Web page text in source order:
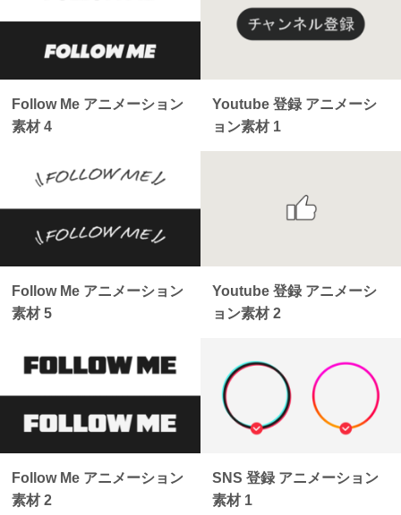
Follow Me アニメーション
素材 4
Youtube 登録 アニメーシ
ョン素材 1
Follow Me アニメーション
素材 5
Youtube 登録 アニメーシ
ョン素材 2
Follow Me アニメーション
素材 2
SNS 登録 アニメーション
素材 1